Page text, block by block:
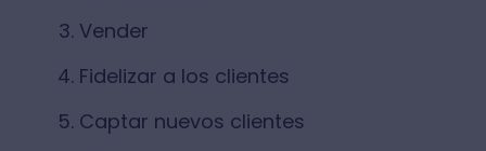
Vender
Fidelizar a los clientes
Captar nuevos clientes